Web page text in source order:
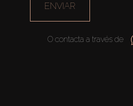
Agentes
ENVIAR
O contacta a través de